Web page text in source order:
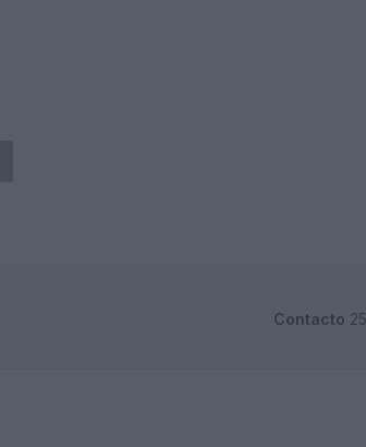
Contacto